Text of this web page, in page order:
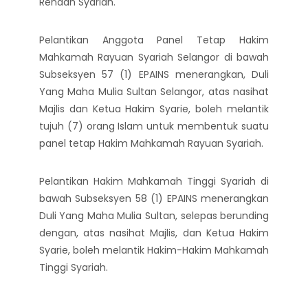
Pelantikan Anggota Panel Tetap Hakim
Mahkamah Rayuan Syariah Selangor di bawah
Subseksyen 57 (1) EPAINS menerangkan, Duli
Yang Maha Mulia Sultan Selangor, atas nasihat
Majlis dan Ketua Hakim Syarie, boleh melantik
tujuh (7) orang Islam untuk membentuk suatu
panel tetap Hakim Mahkamah Rayuan Syariah.
Pelantikan Hakim Mahkamah Tinggi Syariah di
bawah Subseksyen 58 (1) EPAINS menerangkan
Duli Yang Maha Mulia Sultan, selepas berunding
dengan, atas nasihat Majlis, dan Ketua Hakim
Syarie, boleh melantik Hakim-Hakim Mahkamah
Tinggi Syariah.